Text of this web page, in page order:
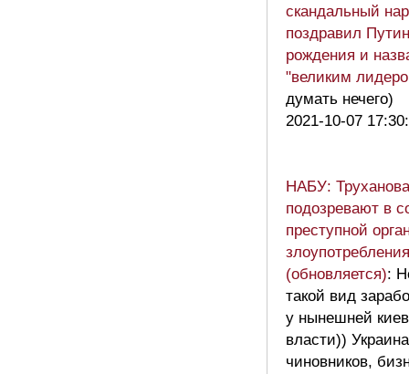
скандальный
поздравил
рождения и
"великим
думать нечего)
2021-10-07
НАБУ: Труханова
подозревают в
преступной
(обновляется):
такой вид
у нынешней
власти))
чиновников,